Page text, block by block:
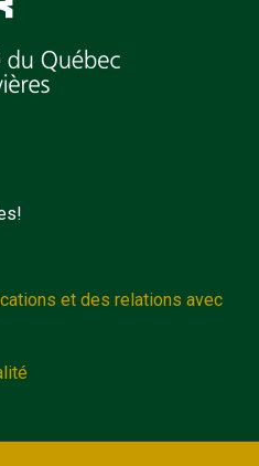
et des relations avec